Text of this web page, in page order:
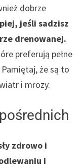
dobrze
jeśli sadzisz
drenowanej.
preferują pełne
że są to
i mrozy.
zdrowo i
i